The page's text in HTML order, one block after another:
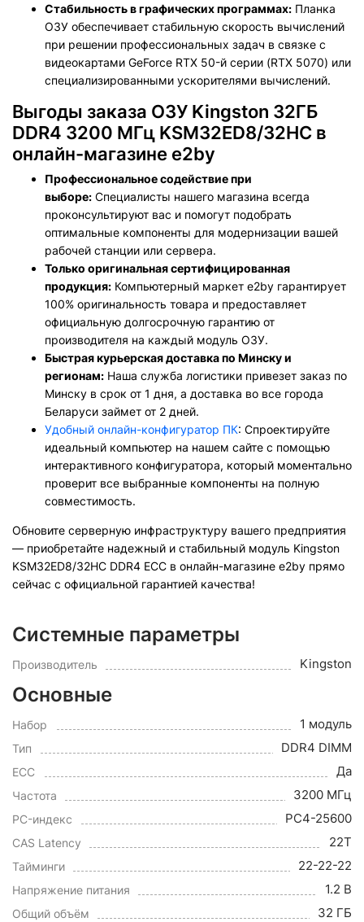
Стабильность в графических программах: Планка
ОЗУ обеспечивает стабильную скорость вычислений
при решении профессиональных задач в связке с
видеокартами GeForce RTX 50-й серии (RTX 5070) или
специализированными ускорителями вычислений.
Выгоды заказа ОЗУ Kingston 32ГБ
DDR4 3200 МГц KSM32ED8/32HC в
онлайн-магазине e2by
Профессиональное содействие при
выборе: Специалисты нашего магазина всегда
проконсультируют вас и помогут подобрать
оптимальные компоненты для модернизации вашей
рабочей станции или сервера.
Только оригинальная сертифицированная
продукция: Компьютерный маркет e2by гарантирует
100% оригинальность товара и предоставляет
официальную долгосрочную гарантию от
производителя на каждый модуль ОЗУ.
Быстрая курьерская доставка по Минску и
регионам: Наша служба логистики привезет заказ по
Минску в срок от 1 дня, а доставка во все города
Беларуси займет от 2 дней.
Удобный онлайн-конфигуратор ПК: Спроектируйте
идеальный компьютер на нашем сайте с помощью
интерактивного конфигуратора, который моментально
проверит все выбранные компоненты на полную
совместимость.
Обновите серверную инфраструктуру вашего предприятия
— приобретайте надежный и стабильный модуль Kingston
KSM32ED8/32HC DDR4 ECC в онлайн-магазине e2by прямо
сейчас с официальной гарантией качества!
Системные параметры
Производитель Kingston
Основные
Набор 1 модуль
Тип DDR4 DIMM
ECC Да
Частота 3200 МГц
PC-индекс PC4-25600
CAS Latency 22T
Тайминги 22-22-22
Напряжение питания 1.2 В
Общий объём 32 ГБ